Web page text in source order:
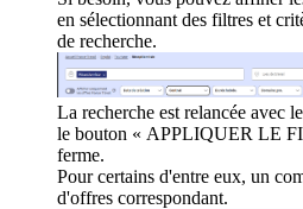
en sélectionnant des filtres et
de recherche.
La recherche est relancée avec
le bouton « APPLIQUER LE
ferme.
Pour certains d'entre eux, un
d'offres correspondant.